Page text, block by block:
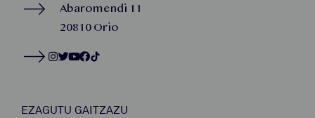
Abaromendi 11
20810 Orio
EZAGUTU GAITZAZU